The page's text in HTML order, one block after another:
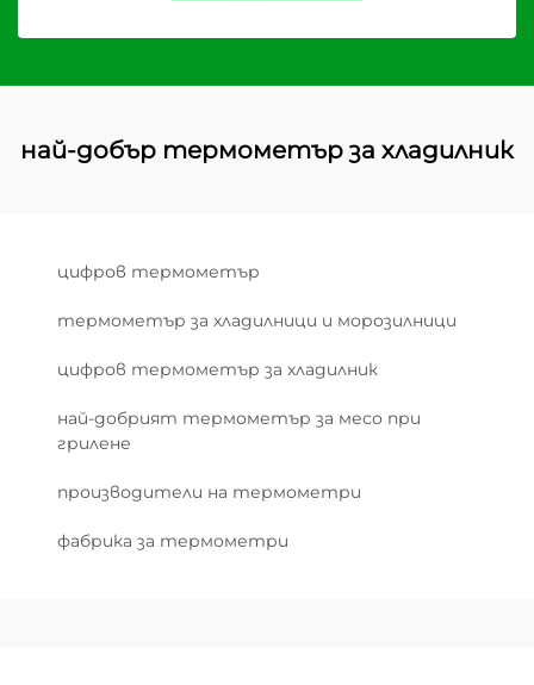
най-добър термометър за хладилник
цифров термометър
термометър за хладилници и морозилници
цифров термометър за хладилник
най-добрият термометър за месо при
грилене
производители на термометри
фабрика за термометри